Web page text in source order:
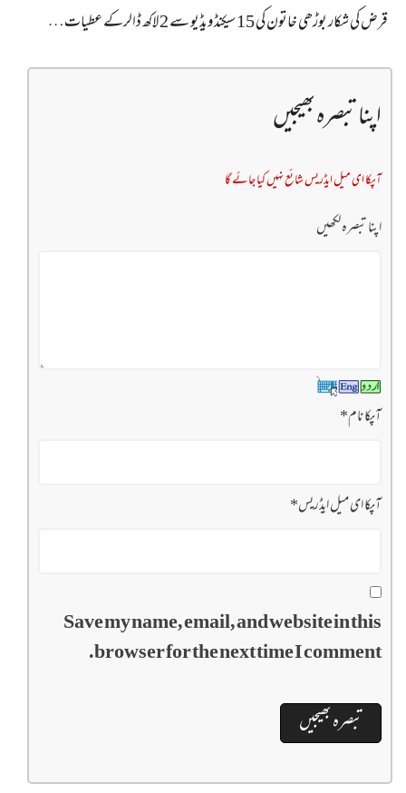
قرض کی شکار بوڑھی خاتون کی 15 سیکنڈ ویڈیو سے 2 لاکھ ڈالرکے عطیات…
اپنا تبصرہ بھیجیں
آپکا ای میل ایڈریس شائع نہیں کیا جائے گا
اپنا تبصرہ لکھیں
آپکا نام*
آپکا ای میل ایڈریس*
Save my name, email, and website in this
browser for the next time I comment.